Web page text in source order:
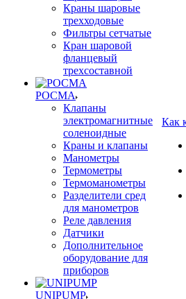
Краны шаровые
трехходовые
Фильтры сетчатые
Кран шаровой
фланцевый
трехсоставной
РОСМА
Клапаны
электромагнитные
соленоидные
Краны и клапаны
Манометры
Термометры
Термоманометры
Разделители сред
для манометров
Реле давления
Датчики
Дополнительное
оборудование для
приборов
UNIPUMP
Как